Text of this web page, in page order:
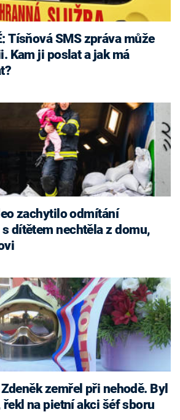
Kam ji poslat a jak má
dítětem nechtěla z domu,
na pietní akci šéf sboru